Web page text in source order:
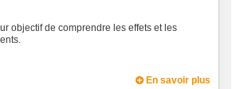
objectif de comprendre les effets et les
En savoir plus